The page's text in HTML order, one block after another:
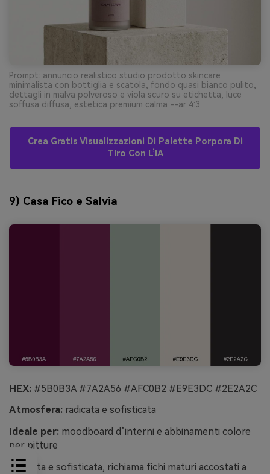
Prompt: annuncio realistico studio prodotto skincare
minimalista con bottiglia e scatola, fondo quasi bianco pulito,
dettagli in malva polveroso e viola scuro su etichetta, luce
soffusa diffusa, estetica premium calma --ar 4:3
Crea Gratis Visualizzazioni Di Palette Porpora Di
Tiro Con L’IA
9) Casa Fico e Salvia
HEX: #5B0B3A #7A2A56 #AFC0B2 #E9E3DC #2E2A2C
Atmosfera: radicata e sofisticata
Ideale per: moodboard d’interni e abbinamenti colore
per pitture
Radicata e sofisticata, richiama fichi maturi accostati a